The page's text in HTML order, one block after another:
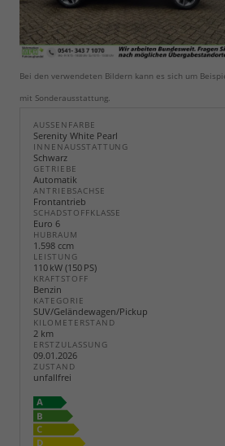
Bei den verwendeten Bildern kann es sich um
mit Sonderausstattung.
AUSSENFARBE
Serenity White Pearl
INNENAUSSTATTUNG
Schwarz
GETRIEBE
Automatik
ANTRIEBSACHSE
Frontantrieb
SCHADSTOFFKLASSE
Euro 6
HUBRAUM
1.598 ccm
LEISTUNG
110 kW (150 PS)
KRAFTSTOFF
Benzin
KATEGORIE
SUV/Geländewagen/Pickup
KILOMETERSTAND
2 km
ERSTZULASSUNG
09.01.2026
ZUSTAND
unfallfrei